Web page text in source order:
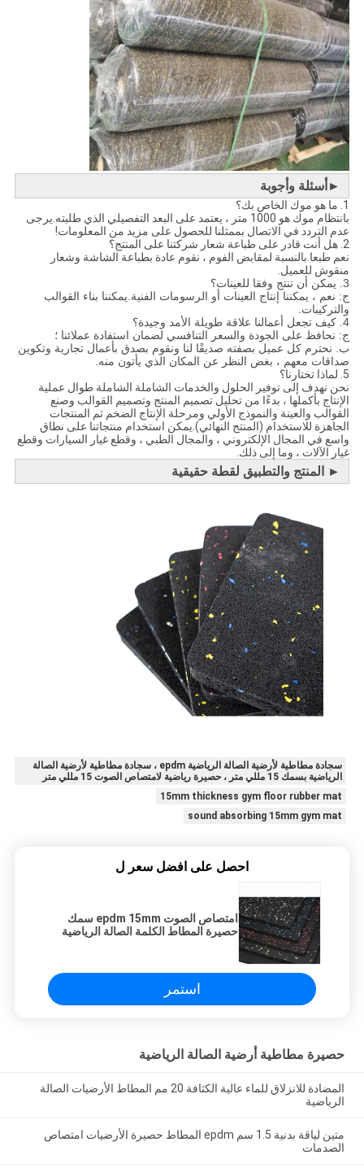
►أسئلة وأجوبة
1. ما هو موك الخاص بك؟
بانتظام موك هو 1000 متر ، يعتمد على البعد التفصيلي الذي طلبته.يرجى
عدم التردد في الاتصال بممثلنا للحصول على مزيد من المعلومات!
2. هل أنت قادر على طباعة شعار شركتنا على المنتج؟
نعم طبعا.بالنسبة لمقابض الفوم ، نقوم عادة بطباعة الشاشة وشعار
منقوش للعميل.
3. يمكن أن تنتج وفقا للعينات؟
ج: نعم ، يمكننا إنتاج العينات أو الرسومات الفنية.يمكننا بناء القوالب
والتركيبات.
4. كيف تجعل أعمالنا علاقة طويلة الأمد وجيدة؟
ج: نحافظ على الجودة والسعر التنافسي لضمان استفادة عملائنا ؛
ب. نحترم كل عميل بصفته صديقًا لنا ونقوم بصدق بأعمال تجارية وتكوين
صداقات معهم ، بغض النظر عن المكان الذي يأتون منه.
5. لماذا تختارنا؟
نحن نهدف إلى توفير الحلول والخدمات الشاملة الشاملة طوال عملية
الإنتاج بأكملها ، بدءًا من تحليل تصميم المنتج وتصميم القوالب وصنع
القوالب والعينة والنموذج الأولي ومرحلة الإنتاج الضخم ثم المنتجات
الجاهزة للاستخدام (المنتج النهائي).يمكن استخدام منتجاتنا على نطاق
واسع في المجال الإلكتروني ، والمجال الطبي ، وقطع غيار السيارات وقطع
غيار الآلات ، وما إلى ذلك.
► المنتج والتطبيق لقطة حقيقية
سجادة مطاطية لأرضية الصالة الرياضية epdm ، سجادة مطاطية لأرضية الصالة
الرياضية بسمك 15 مللي متر ، حصيرة رياضية لامتصاص الصوت 15 مللي متر
15mm thickness gym floor rubber mat
sound absorbing 15mm gym mat
احصل على افضل سعر ل
امتصاص الصوت epdm 15mm سمك
حصيرة المطاط الكلمة الصالة الرياضية
استمر
حصيرة مطاطية أرضية الصالة الرياضية
المضادة للانزلاق للماء عالية الكثافة 20 مم المطاط الأرضيات الصالة
الرياضية
متين لياقة بدنية 1.5 سم epdm المطاط حصيرة الأرضيات امتصاص
الصدمات